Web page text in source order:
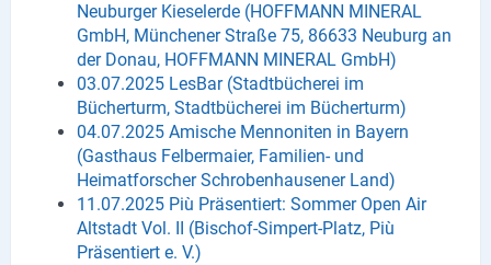
Neuburger Kieselerde (HOFFMANN MINERAL
GmbH, Münchener Straße 75, 86633 Neuburg an
der Donau, HOFFMANN MINERAL GmbH)
03.07.2025 LesBar (Stadtbücherei im
Bücherturm, Stadtbücherei im Bücherturm)
04.07.2025 Amische Mennoniten in Bayern
(Gasthaus Felbermaier, Familien- und
Heimatforscher Schrobenhausener Land)
11.07.2025 Più Präsentiert: Sommer Open Air
Altstadt Vol. II (Bischof-Simpert-Platz, Più
Präsentiert e. V.)